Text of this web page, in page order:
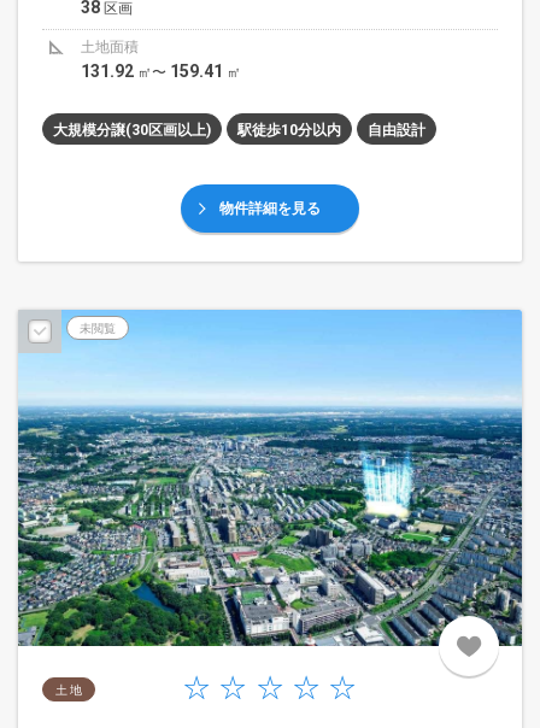
38 区画
土地面積
131.92 ㎡〜 159.41 ㎡
大規模分譲(30区画以上) 駅徒歩10分以内 自由設計
物件詳細を見る
未閲覧
土 地